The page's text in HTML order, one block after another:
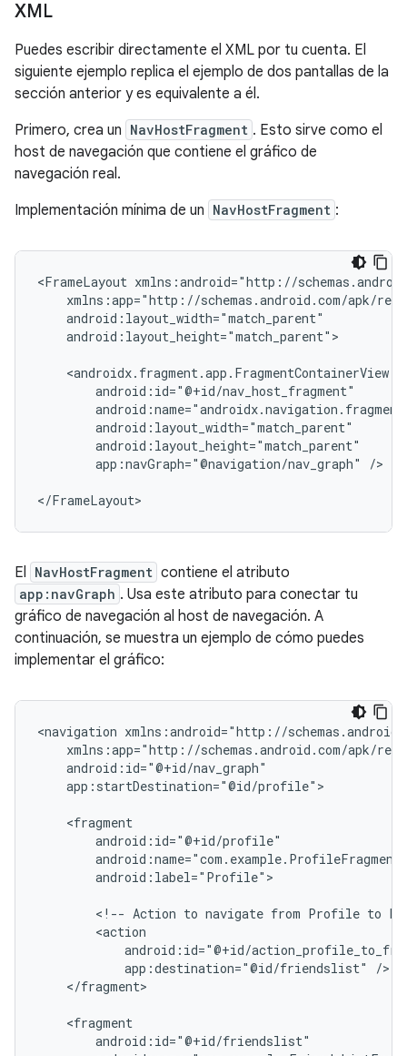
XML
Puedes escribir directamente el XML por tu cuenta. El
siguiente ejemplo replica el ejemplo de dos pantallas de la
sección anterior y es equivalente a él.
Primero, crea un NavHostFragment . Esto sirve como el
host de navegación que contiene el gráfico de
navegación real.
Implementación mínima de un NavHostFragment :
<FrameLayout
android:layout_height="match_parent">
app:navGraph="@navigation/nav_graph"
/>
El NavHostFragment contiene el atributo
app:navGraph . Usa este atributo para conectar tu
gráfico de navegación al host de navegación. A
continuación, se muestra un ejemplo de cómo puedes
implementar el gráfico:
<navigation
app:startDestination="@id/profile">
android:label="Profile">
<!-- Action to navigate from Profile to
app:destination="@id/friendslist"
</fragment>